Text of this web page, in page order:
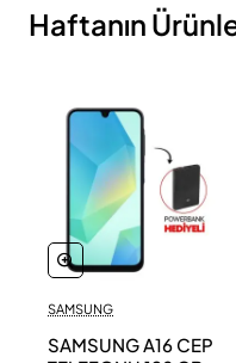
Haftanın
SAMSUNG
SAMSUNG A16 CEP